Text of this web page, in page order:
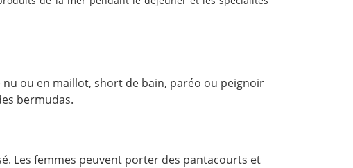
ou en maillot, short de bain, paréo ou peignoir
bermudas.
Les femmes peuvent porter des pantacourts et